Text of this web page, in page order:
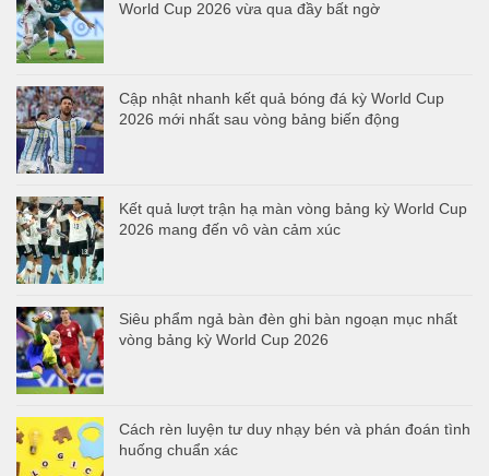
World Cup 2026 vừa qua đầy bất ngờ
Cập nhật nhanh kết quả bóng đá kỳ World Cup
2026 mới nhất sau vòng bảng biến động
Kết quả lượt trận hạ màn vòng bảng kỳ World Cup
2026 mang đến vô vàn cảm xúc
Siêu phẩm ngả bàn đèn ghi bàn ngoạn mục nhất
vòng bảng kỳ World Cup 2026
Cách rèn luyện tư duy nhạy bén và phán đoán tình
huống chuẩn xác